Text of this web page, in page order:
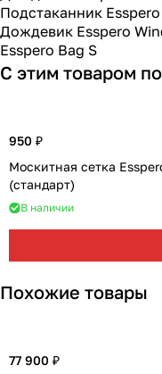
Подстаканник
Дождевик Esspero
Esspero Bag S
С этим товаром
950 ₽
Москитная сетка
(стандарт)
В наличии
Похожие товары
77 900 ₽